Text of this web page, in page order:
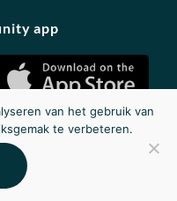
app
Cookieverklaring
van het gebruik van
te verbeteren.